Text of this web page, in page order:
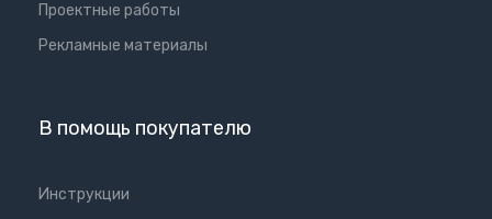
Проектные работы
Рекламные материалы
В помощь покупателю
Инструкции